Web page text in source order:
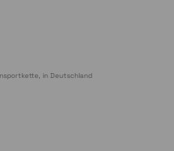
in Deutschland